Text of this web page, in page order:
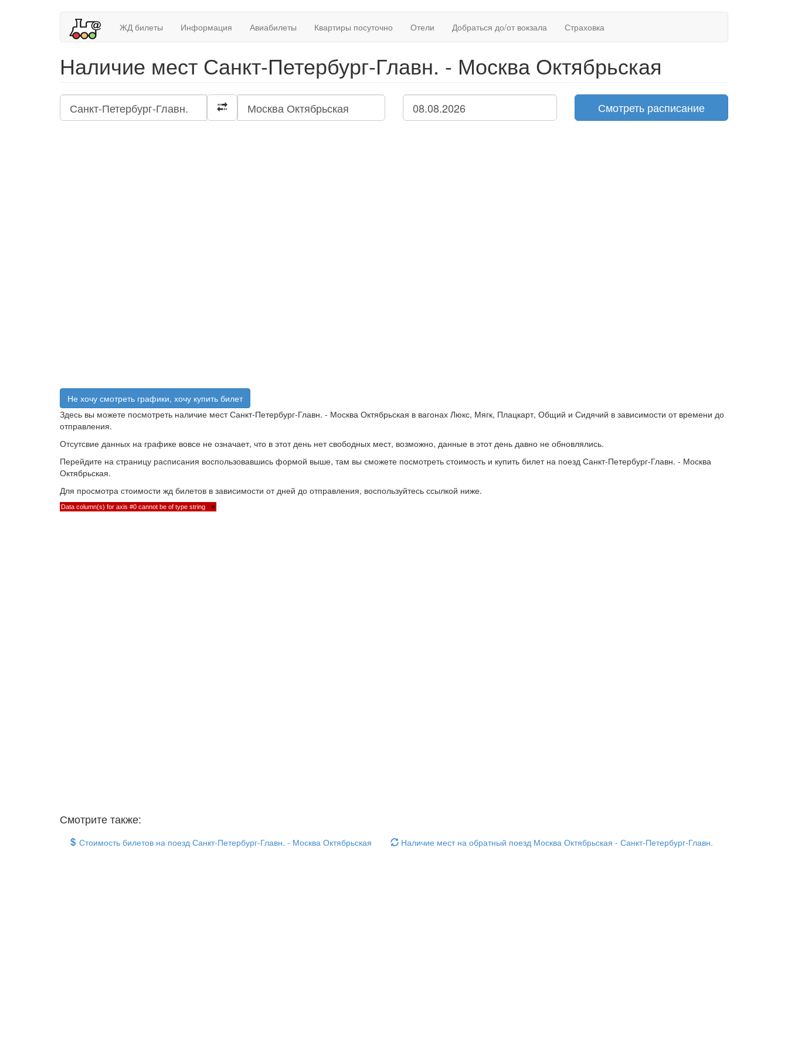
ЖД билеты Информация Авиабилеты Квартиры посуточно Отели Добраться до/от вокзала Страховка
Наличие мест Санкт-Петербург-Главн. - Москва Октябрьская
Смотреть расписание
Не хочу смотреть графики, хочу купить билет
Здесь вы можете посмотреть наличие мест Санкт-Петербург-Главн. - Москва Октябрьская в вагонах Люкс, Мягк, Плацкарт, Общий и Сидячий в зависимости от времени до
отправления.
Отсутсвие данных на графике вовсе не означает, что в этот день нет свободных мест, возможно, данные в этот день давно не обновлялись.
Перейдите на страницу расписания воспользовавшись формой выше, там вы сможете посмотреть стоимость и купить билет на поезд Санкт-Петербург-Главн. - Москва
Октябрьская.
Для просмотра стоимости жд билетов в зависимости от дней до отправления, воспользуйтесь ссылкой ниже.
Data column(s) for axis #0 cannot be of type string ×
Смотрите также:
Стоимость билетов на поезд Санкт-Петербург-Главн. - Москва Октябрьская Наличие мест на обратный поезд Москва Октябрьская - Санкт-Петербург-Главн.